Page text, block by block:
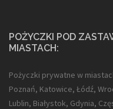
POŻYCZKI POD
MIASTACH:
Pożyczki prywatne w
Poznań, Katowice, Łódź,
Lublin, Białystok, Gdynia,